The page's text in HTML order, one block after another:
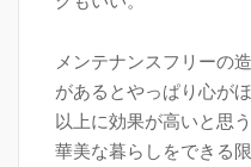
メンテナンスフリーの
があるとやっぱり心が
以上に効果が高いと思
華美な暮らしをできる